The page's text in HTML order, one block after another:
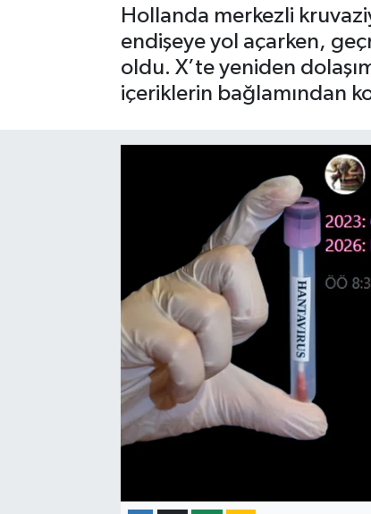
Hollanda merkezli
endişeye yol açarken,
oldu. X’te yeniden
içeriklerin bağlamından